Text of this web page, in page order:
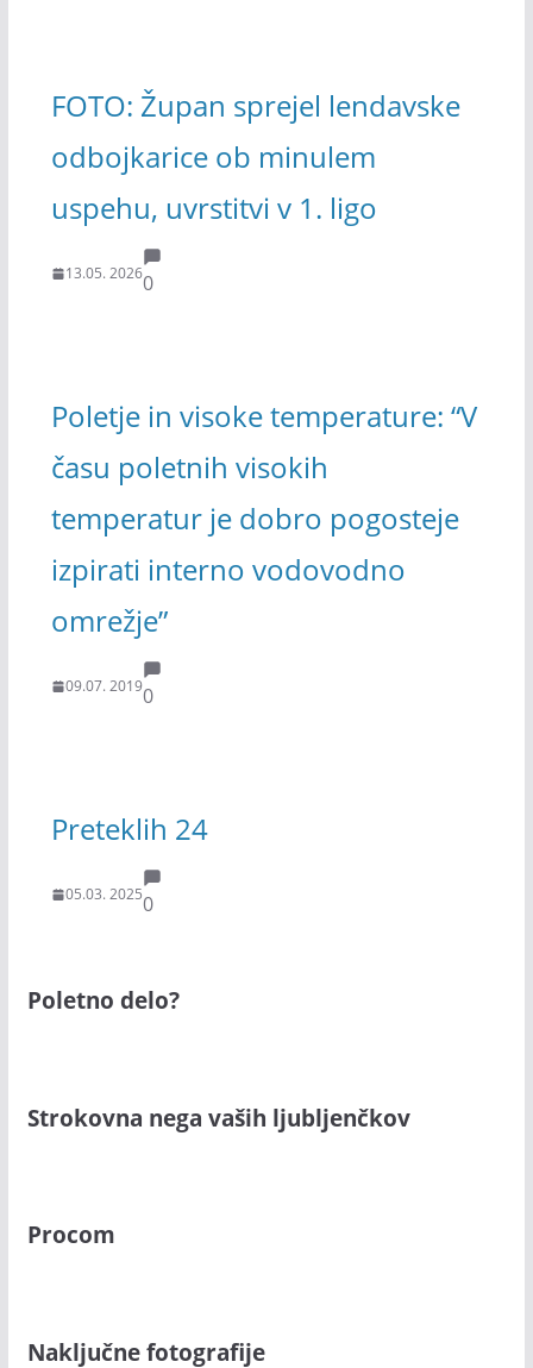
FOTO: Župan sprejel lendavske
odbojkarice ob minulem
uspehu, uvrstitvi v 1. ligo
13.05. 20260
Poletje in visoke temperature: “V
času poletnih visokih
temperatur je dobro pogosteje
izpirati interno vodovodno
omrežje”
09.07. 20190
Preteklih 24
05.03. 20250
Poletno delo?
Strokovna nega vaših ljubljenčkov
Procom
Naključne fotografije